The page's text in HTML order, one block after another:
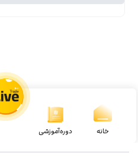
خانه دوره‌آموزشی